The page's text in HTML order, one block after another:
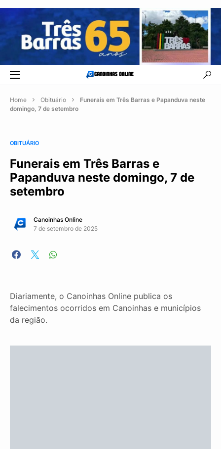
Home Obituário
Funerais em Três Barras e Papanduva neste
domingo, 7 de setembro
OBITUÁRIO
Funerais em Três Barras e
Papanduva neste domingo, 7 de
setembro
Canoinhas Online
7 de setembro de 2025
Diariamente, o Canoinhas Online publica os
falecimentos ocorridos em Canoinhas e municípios
da região.